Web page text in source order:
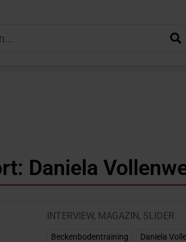
Daniela
INTERVIEW, MAGAZIN, SLIDER
Beckenbodentraining Daniela